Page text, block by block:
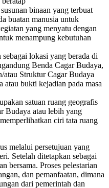
binaan yang terbuat
buatan manusia untuk
yang menyatu dengan
menampung kebutuhan
lokasi yang berada di
Benda Cagar Budaya,
atau Struktur Cagar Budaya
atau bukti kejadian pada masa
satuan ruang geografis
Budaya atau lebih yang
ciri tata ruang
melalui persetujuan yang
Setelah ditetapkan sebagai
bersama. Proses pelestarian
dan pemanfaatan, dimana
dari pemerintah dan